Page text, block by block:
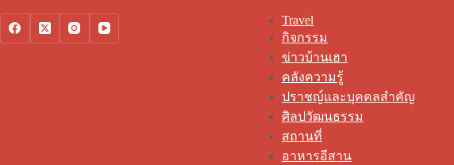
Travel
กิจกรรม
ข่าวบ้านเฮา
คลังความรู้
ปราชญ์และบุคคลสำคัญ
ศิลปวัฒนธรรม
สถานที่
อาหารอีสาน